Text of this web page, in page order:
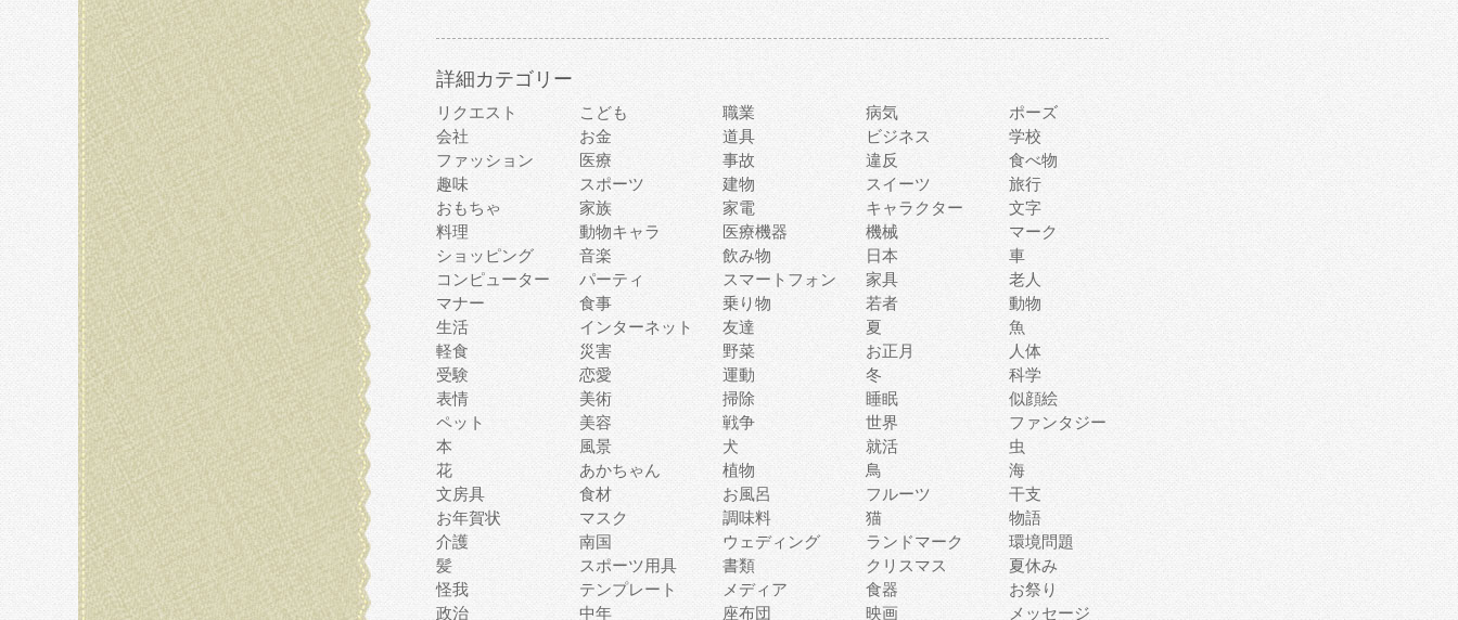
詳細カテゴリー
リクエスト こども 職業 病気
ポーズ
会社
お金 道具 ビジネス
学校
ファッション
医療 事故 違反
食べ物
趣味
スポーツ 建物 スイーツ
旅行
おもちゃ
家族 家電 キャラクター
文字
料理
動物キャラ 医療機器 機械
マーク
ショッピング
音楽 飲み物 日本
車
コンピューター
パーティ スマートフォン 家具
老人
マナー
食事 乗り物 若者
動物
生活
インターネット 友達 夏
魚
軽食
災害 野菜 お正月
人体
受験
恋愛 運動 冬
科学
表情
美術 掃除 睡眠
似顔絵
ペット
美容 戦争 世界
ファンタジー
本
風景 犬 就活
虫
花
あかちゃん 植物 鳥
海
文房具
食材 お風呂 フルーツ
干支
お年賀状
マスク 調味料 猫
物語
介護
南国 ウェディング ランドマーク
環境問題
髪
スポーツ用具 書類 クリスマス
夏休み
怪我
テンプレート メディア 食器
お祭り
政治
中年 座布団 映画 メッセージ